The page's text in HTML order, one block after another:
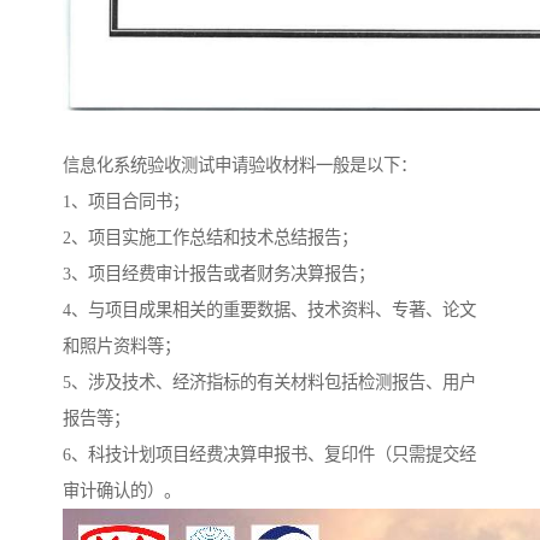
信息化系统验收测试申请验收材料一般是以下：
1、项目合同书；
2、项目实施工作总结和技术总结报告；
3、项目经费审计报告或者财务决算报告；
4、与项目成果相关的重要数据、技术资料、专著、论文
和照片资料等；
5、涉及技术、经济指标的有关材料包括检测报告、用户
报告等；
6、科技计划项目经费决算申报书、复印件（只需提交经
审计确认的）。